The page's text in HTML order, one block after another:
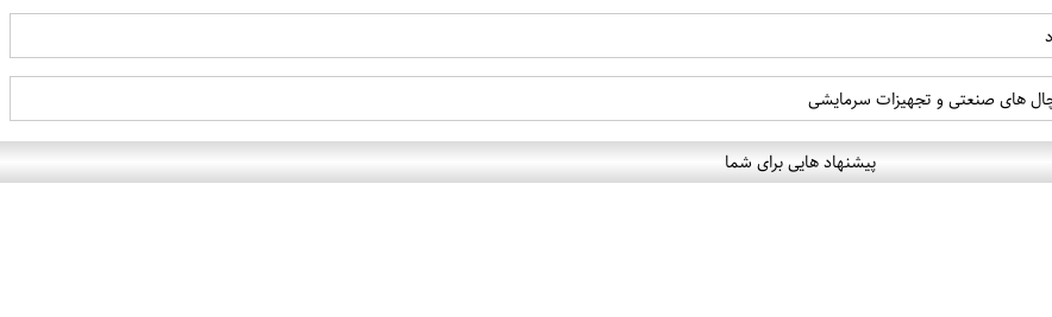
های صنعتی و تجهیزات سرمایشی
پیشنهاد هایی برای شما